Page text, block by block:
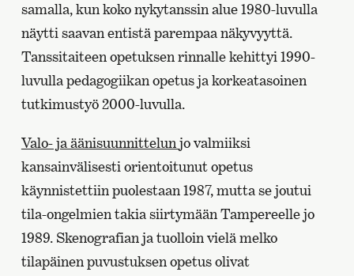
samalla, kun koko nykytanssin alue 1980-luvulla
näytti saavan entistä parempaa näkyvyyttä.
Tanssitaiteen opetuksen rinnalle kehittyi 1990-
luvulla pedagogiikan opetus ja korkeatasoinen
tutkimustyö 2000-luvulla.
Valo- ja äänisuunnittelunjo valmiiksi
kansainvälisesti orientoitunut opetus
käynnistettiin puolestaan 1987, mutta se joutui
tila-ongelmien takia siirtymään Tampereelle jo
1989. Skenografian ja tuolloin vielä melko
tilapäinen puvustuksen opetus olivat